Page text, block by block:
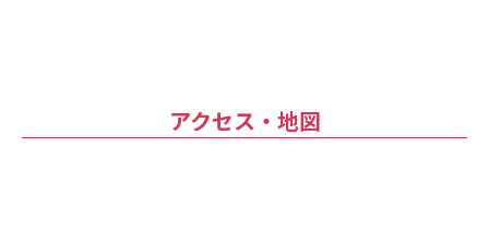
アクセス・地図